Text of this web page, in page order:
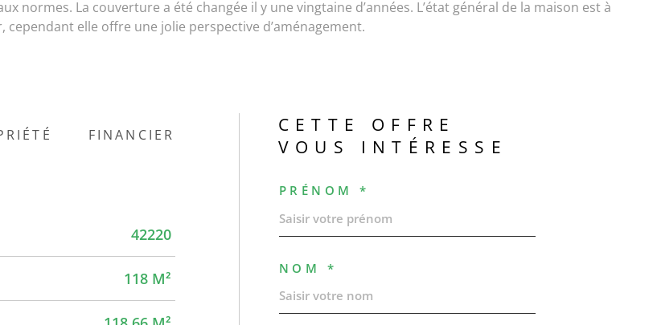
normes. La couverture a été changée il y une vingtaine d’années. L’état général de la maison est à
cependant elle offre une jolie perspective d’aménagement.
FINANCIER
42220
118 M²
CETTE OFFRE
VOUS INTÉRESSE
PRÉNOM *
NOM *